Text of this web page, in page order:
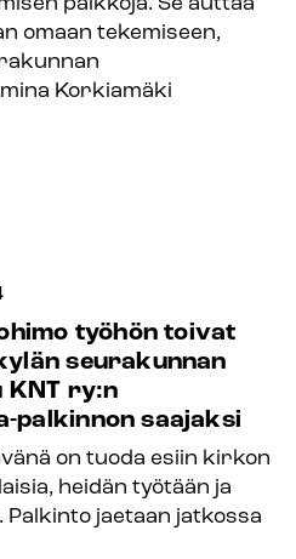
omaan tekemiseen,
Korkiamäki
työhön toivat
seurakunnan
KNT ry:n
palkinnon saajaksi
on tuoda esiin kirkon
heidän työtään ja
jaetaan jatkossa